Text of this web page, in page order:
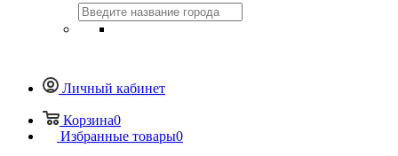
Личный кабинет
Корзина0
Избранные товары0